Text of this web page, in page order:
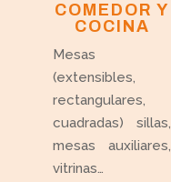
COMEDOR Y
COCINA
Mesas
(extensibles,
rectangulares,
cuadradas) sillas,
mesas auxiliares,
vitrinas…